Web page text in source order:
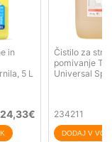
in
5 L
24,33€
Čistilo za
pomivanje
Universal
234211